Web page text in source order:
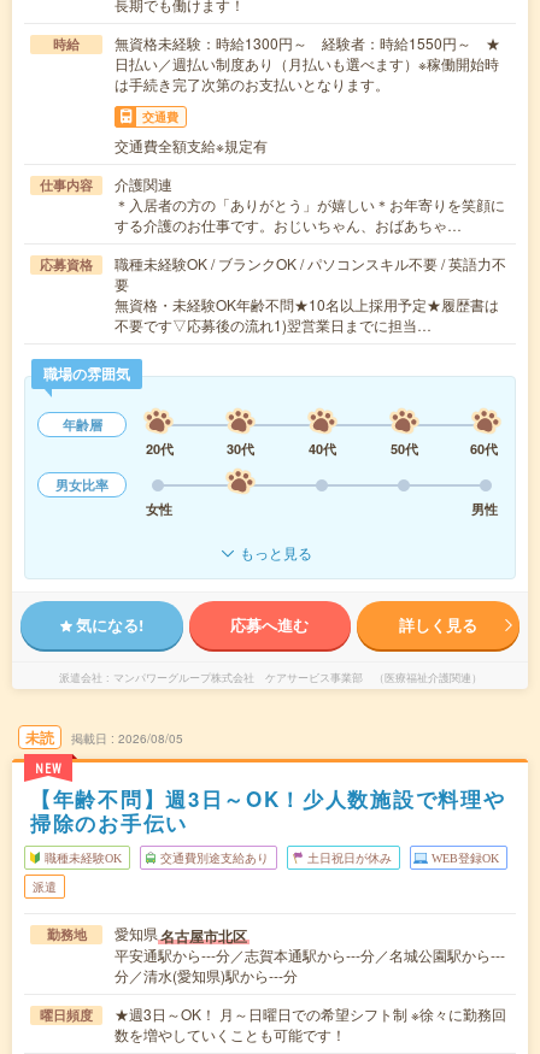
長期でも働けます！
時給
無資格未経験：時給1300円～ 経験者：時給1550円～ ★
日払い／週払い制度あり（月払いも選べます）※稼働開始時
は手続き完了次第のお支払いとなります。
交通費
交通費全額支給※規定有
仕事内容
介護関連
＊入居者の方の「ありがとう」が嬉しい＊お年寄りを笑顔に
する介護のお仕事です。おじいちゃん、おばあちゃ…
応募資格
職種未経験OK / ブランクOK / パソコンスキル不要 / 英語力不
要
無資格・未経験OK年齢不問★10名以上採用予定★履歴書は
不要です▽応募後の流れ1)翌営業日までに担当…
職場の雰囲気
年齢層
20代
30代 40代 50代
60代
男女比率
女性
男性
もっと見る
気になる! 応募へ進む 詳しく見る
派遣会社 マンパワーグループ株式会社 ケアサービス事業部 （医療福祉介護関連）
未読
NEW
掲載日 2026/08/05
【年齢不問】週3日～OK！少人数施設で料理や
掃除のお手伝い
職種未経験OK 交通費別途支給あり 土日祝日が休み WEB登録OK
派遣
勤務地 愛知県名古屋市北区
平安通駅から---分／志賀本通駅から---分／名城公園駅から---
分／清水(愛知県)駅から---分
曜日頻度
★週3日～OK！ 月～日曜日での希望シフト制 ※徐々に勤務回
数を増やしていくことも可能です！